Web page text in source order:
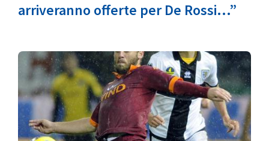
arriveranno offerte per De Rossi…”